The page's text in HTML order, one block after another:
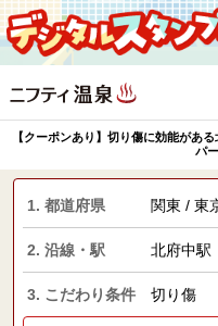
【クーポンあり】切り傷に効能があ
パ
1. 都道府県 関東 / 東
2. 沿線・駅 北府中駅
3. こだわり条件 切り傷